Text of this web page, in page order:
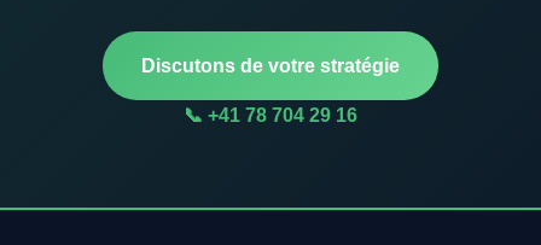
Discutons de votre stratégie
📞 +41 78 704 29 16